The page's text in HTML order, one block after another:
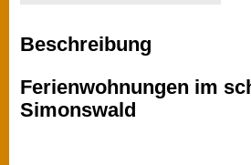
Beschreibung
Ferienwohnungen im
Simonswald